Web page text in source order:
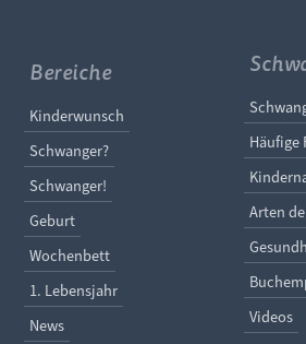
Bereiche
Navigation überspringen
Kinderwunsch
Schwanger?
Schwanger!
Geburt
Wochenbett
1. Lebensjahr
News
Häufige
Arten
Videos